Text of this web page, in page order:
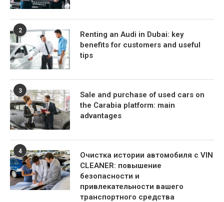
2
Renting an Audi in Dubai: key
benefits for customers and useful
tips
3
Sale and purchase of used cars on
the Carabia platform: main
advantages
4
Очистка истории автомобиля с VIN
CLEANER: повышение
безопасности и
привлекательности вашего
транспортного средства